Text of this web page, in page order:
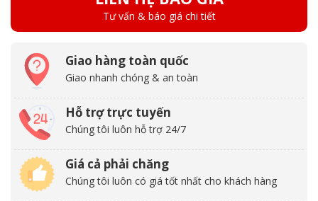
Tư vấn & báo giá chi tiết
Giao hàng toàn quốc
Giao nhanh chóng & an toàn
Hỗ trợ trực tuyến
Chúng tôi luôn hỗ trợ 24/7
Giá cả phải chăng
Chúng tôi luôn có giá tốt nhất cho khách hàng